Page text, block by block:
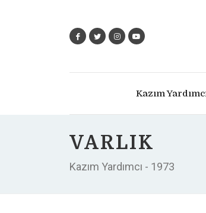
Kazım
VARLIK
Kazım Yardımcı - 1973